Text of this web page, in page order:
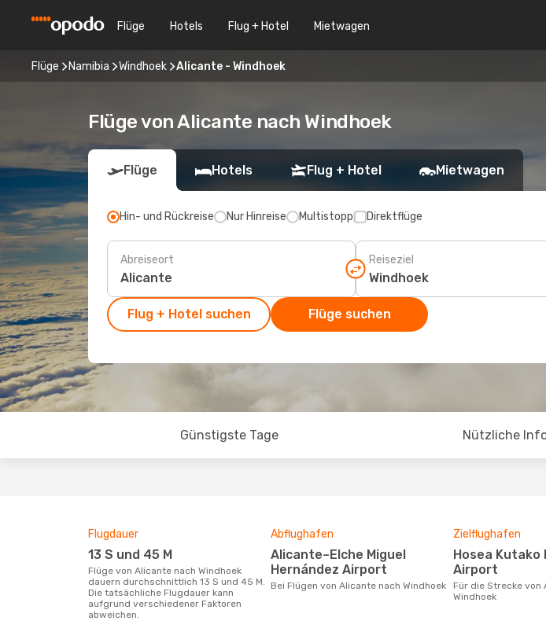
Flüge Hotels Flug + Hotel Mietwagen
Flüge Namibia Windhoek Alicante - Windhoek
Flüge von Alicante nach Windhoek
Flüge Hotels Flug + Hotel Mietwagen
Hin- und Rückreise Nur Hinreise Multistopp Direktflüge
Abreiseort Reiseziel
Flug + Hotel suchen Flüge suchen
Günstigste Tage Nützliche
Flugdauer
13 S und 45 M
Flüge von Alicante nach Windhoek
dauern durchschnittlich 13 S und 45 M.
Die tatsächliche Flugdauer kann
aufgrund verschiedener Faktoren
abweichen.
Abflughafen
Alicante–Elche Miguel
Hernández Airport
Bei Flügen von Alicante nach Windhoek
Zielflughafen
Hosea Kutako International
Airport
Für die Strecke von Alicante nach
Windhoek